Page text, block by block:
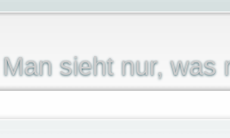
sieht nur, was